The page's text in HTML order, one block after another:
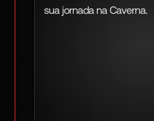
sua jornada na Caverna.